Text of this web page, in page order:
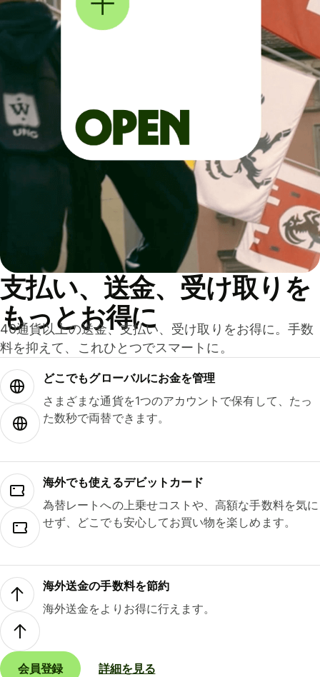
支払い、送金、受け取りを
もっとお得に
40通貨以上の送金、支払い、受け取りをお得に。手数
料を抑えて、これひとつでスマートに。
どこでもグ⁠ロ⁠ー⁠バ⁠ルにお金を管理
さまざまな通貨を1つのアカウントで保有して、たっ
た数秒で両替できます。
海外でも使えるデビットカード
為替レートへの上乗せコストや、高額な手数料を気に
せず、どこでも安心してお買い物を楽しめます。
海外送金の手数料を節約
海外送金をよりお得に行えます。
会員登録 詳細を見る